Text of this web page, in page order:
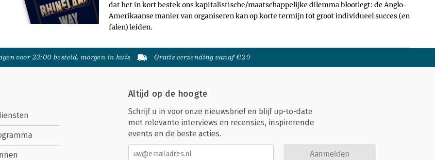
dat het in kort bestek ons kapitalistische/maatschappelijke dilemma blootlegt: de Anglo-
Amerikaanse manier van organiseren kan op korte termijn tot groot individueel succes (en
falen) leiden.
voor 23:00 besteld, morgen in huis Gratis verzending vanaf €20
Altijd op de hoogte
Schrijf u in voor onze nieuwsbrief en blijf up-to-date
met relevante interviews en recensies, inspirerende
events en de beste acties.
Aanmelden